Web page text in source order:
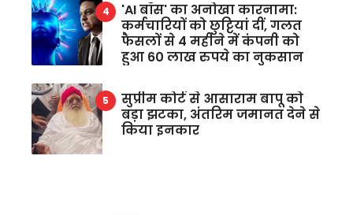
'AI बॉस' का अनोखा कारनामा:
कर्मचारियों को छुट्टियां दीं, गलत
फैसलों से 4 महीने में कंपनी को
हुआ 60 लाख रुपये का नुकसान
सुप्रीम कोर्ट से आसाराम बापू को
बड़ा झटका, अंतरिम जमानत देने से
किया इनकार